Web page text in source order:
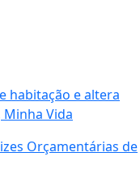
habitação e altera
Vida
Orçamentárias de